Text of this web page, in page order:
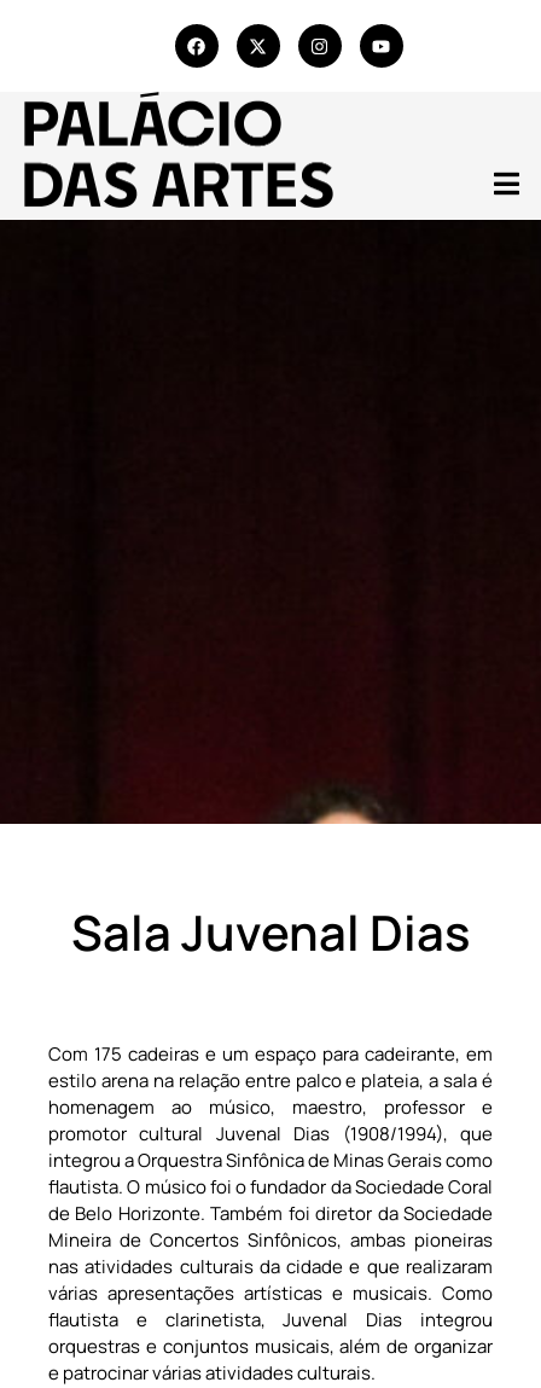
Sala Juvenal Dias
Com 175 cadeiras e um espaço para cadeirante, em
estilo arena na relação entre palco e plateia, a sala é
homenagem ao músico, maestro, professor e
promotor cultural Juvenal Dias (1908/1994), que
integrou a Orquestra Sinfônica de Minas Gerais como
flautista. O músico foi o fundador da Sociedade Coral
de Belo Horizonte. Também foi diretor da Sociedade
Mineira de Concertos Sinfônicos, ambas pioneiras
nas atividades culturais da cidade e que realizaram
várias apresentações artísticas e musicais. Como
flautista e clarinetista, Juvenal Dias integrou
orquestras e conjuntos musicais, além de organizar
e patrocinar várias atividades culturais.